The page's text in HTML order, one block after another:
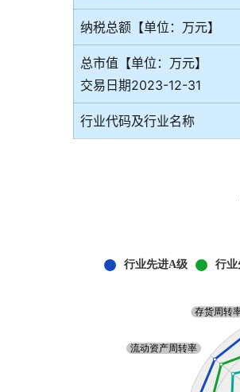
纳税总额【单位：万元】
总市值【单位：万元】
交易日期2023-12-31
行业代码及行业名称